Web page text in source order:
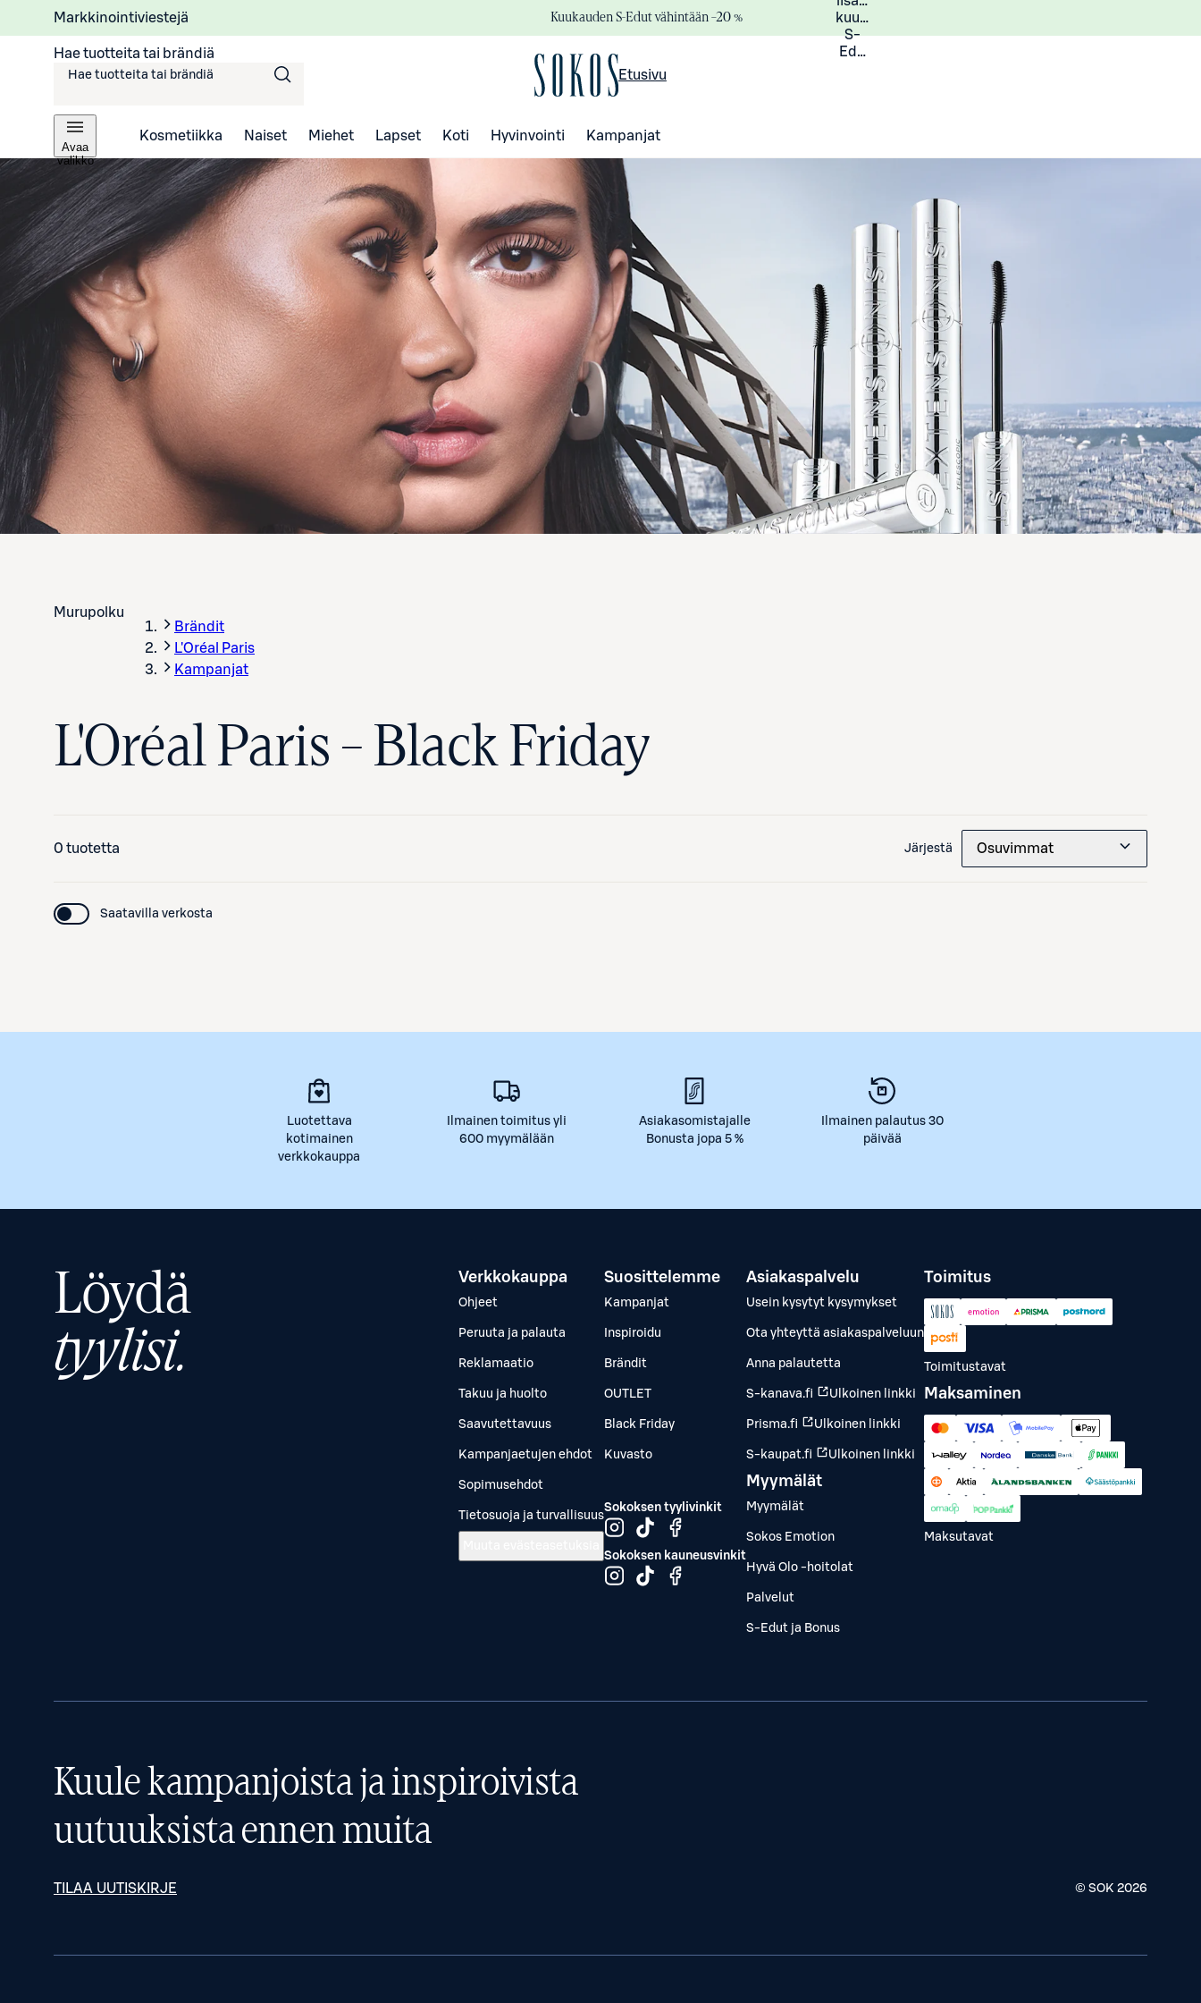
Markkinointiviestejä Kuukauden S-Edut vähintään –20 %
kuukauden
S-
Eduista
Hae tuotteita tai brändiä
Etusivu
Avaa
valikko
Kosmetiikka Naiset Miehet Lapset Koti Hyvinvointi Kampanjat
Murupolku
Brändit
L'Oréal Paris
Kampanjat
L'Oréal Paris – Black Friday
0 tuotetta Järjestä Osuvimmat
Saatavilla verkosta
Luotettava
kotimainen
verkkokauppa
Ilmainen toimitus yli
600 myymälään
Asiakasomistajalle
Bonusta jopa 5 %
Ilmainen palautus 30
päivää
Löydä
tyylisi.
Verkkokauppa
Ohjeet
Peruuta ja palauta
Reklamaatio
Takuu ja huolto
Saavutettavuus
Kampanjaetujen ehdot
Sopimusehdot
Tietosuoja ja turvallisuus
Suosittelemme
Kampanjat
Inspiroidu
Brändit
OUTLET
Black Friday
Kuvasto
Sokoksen tyylivinkit
Sokoksen kauneusvinkit
Asiakaspalvelu
Usein kysytyt kysymykset
Ota yhteyttä asiakaspalveluun
Anna palautetta
S-kanava.fi Ulkoinen linkki
Prisma.fi Ulkoinen linkki
S-kaupat.fi Ulkoinen linkki
Myymälät
Myymälät
Sokos Emotion
Hyvä Olo -hoitolat
Palvelut
S-Edut ja Bonus
Toimitus
Toimitustavat
Maksaminen
Maksutavat
Kuule kampanjoista ja inspiroivista
uutuuksista ennen muita
TILAA UUTISKIRJE © SOK 2026